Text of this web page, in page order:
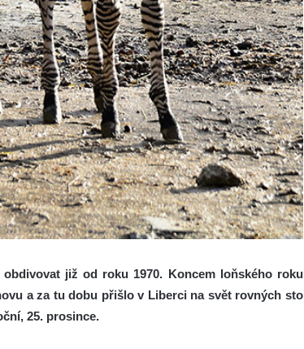
již od roku 1970. Koncem loňského roku
a za tu dobu přišlo v Liberci na svět rovných sto
25. prosince.